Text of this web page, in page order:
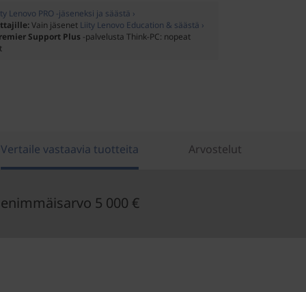
Lenovo PRO -jäseneksi ja säästä ›
Vain jäsenet Liity Lenovo Education & säästä ›
Support Plus -palvelusta Think-PC: nopeat
Vertaile vastaavia tuotteita Arvostelut
5 000 €